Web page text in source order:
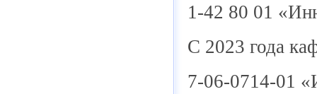
1-42 80 01
С 2023 года
7-06-0714-01